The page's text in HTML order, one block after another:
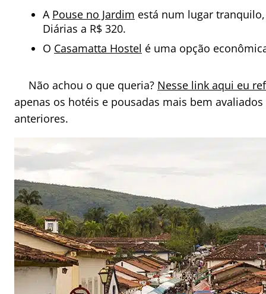
A Pouse no Jardim está num lugar
Diárias a R$ 320.
O Casamatta Hostel é uma opção
Não achou o que queria? Nesse link aqui eu
apenas os hotéis e pousadas mais bem
anteriores.